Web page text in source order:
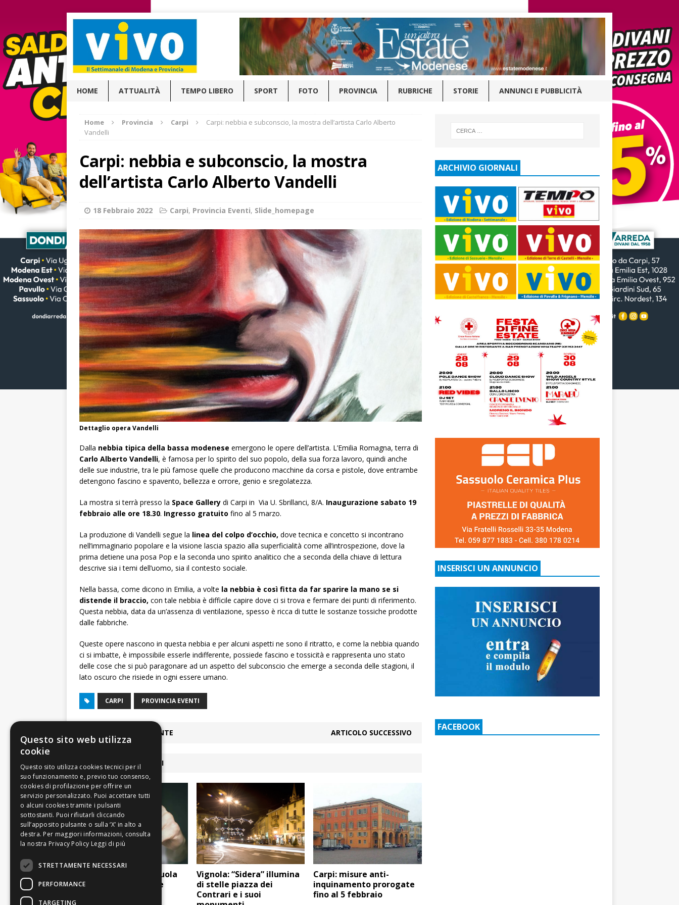
HOME ATTUALITÀ TEMPO LIBERO SPORT FOTO PROVINCIA RUBRICHE STORIE ANNUNCI E PUBBLICITÀ
Home Provincia Carpi
Carpi: nebbia e subconscio, la mostra dell’artista Carlo Alberto
Vandelli
Carpi: nebbia e subconscio, la mostra
dell’artista Carlo Alberto Vandelli
18 Febbraio 2022 Carpi, Provincia Eventi, Slide_homepage
Dettaglio opera Vandelli
Dalla nebbia tipica della bassa modenese emergono le opere dell’artista. L’Emilia Romagna, terra di
Carlo Alberto Vandelli, è famosa per lo spirito del suo popolo, della sua forza lavoro, quindi anche
delle sue industrie, tra le più famose quelle che producono macchine da corsa e pistole, dove entrambe
detengono fascino e spavento, bellezza e orrore, genio e sregolatezza.
La mostra si terrà presso la Space Gallery di Carpi in Via U. Sbrillanci, 8/A. Inaugurazione sabato 19
febbraio alle ore 18.30. Ingresso gratuito fino al 5 marzo.
La produzione di Vandelli segue la linea del colpo d’occhio, dove tecnica e concetto si incontrano
nell’immaginario popolare e la visione lascia spazio alla superficialità come all’introspezione, dove la
prima detiene una posa Pop e la seconda uno spirito analitico che a seconda della chiave di lettura
descrive sia i temi dell’uomo, sia il contesto sociale.
Nella bassa, come dicono in Emilia, a volte la nebbia è così fitta da far sparire la mano se si
distende il braccio, con tale nebbia è difficile capire dove ci si trova e fermare dei punti di riferimento.
Questa nebbia, data da un’assenza di ventilazione, spesso è ricca di tutte le sostanze tossiche prodotte
dalle fabbriche.
Queste opere nascono in questa nebbia e per alcuni aspetti ne sono il ritratto, e come la nebbia quando
ci si imbatte, è impossibile esserle indifferente, possiede fascino e tossicità e rappresenta uno stato
delle cose che si può paragonare ad un aspetto del subconscio che emerge a seconda delle stagioni, il
lato oscuro che risiede in ogni essere umano.
CARPI PROVINCIA EVENTI
ARTICOLO PRECEDENTE ARTICOLO SUCCESSIVO
ARTICOLI COLLEGATI
Carpi: picchiato a scuola
un ragazzino 15enne
Vignola: “Sidera” illumina
di stelle piazza dei
Contrari e i suoi
Carpi: misure anti-
inquinamento prorogate
fino al 5 febbraio
ARCHIVIO GIORNALI
INSERISCI UN ANNUNCIO
FACEBOOK
Questo sito web utilizza
cookie
Leggi di più
STRETTAMENTE NECESSARI
PERFORMANCE
TARGETING